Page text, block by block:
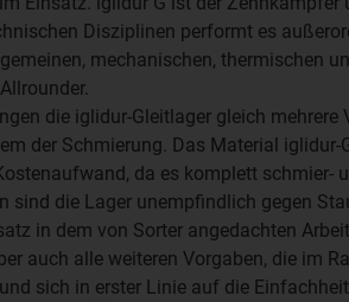
Disziplinen performt es
mechanischen, thermischen
die iglidur-Gleitlager gleich mehrere
der Schmierung. Das Material iglidur-
da es komplett schmier-
sind die Lager unempfindlich gegen
in dem von Sorter angedachten
auch alle weiteren Vorgaben, die im
sich in erster Linie auf die